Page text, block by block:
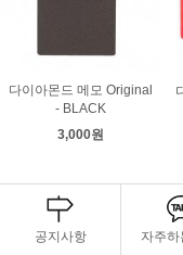
다이아몬드 메모 Original
- BLACK
3,000원
공지사항 자주하